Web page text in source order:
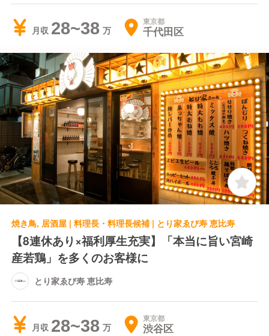
月収 28~38 東京都
千代田区
焼き鳥, 居酒屋 | 料理長・料理長候補 | とり家ゑび寿 恵比寿
【8連休あり×福利厚生充実】「本当に旨い宮崎
産若鶏」を多くのお客様に
とり家ゑび寿 恵比寿
月収 28~38 東京都
渋谷区